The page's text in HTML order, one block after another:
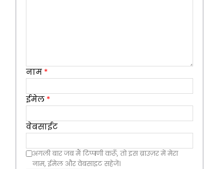
नाम *
ईमेल *
वेबसाईट
अगली बार जब मैं टिप्पणी करूँ, तो इस ब्राउज़र में मेरा
नाम, ईमेल और वेबसाइट सहेजें।